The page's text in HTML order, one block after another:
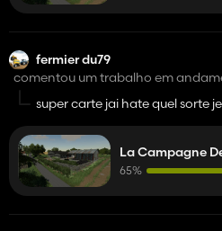
fermier du79
comentou um trabalho em
super carte jai hate quel sorte
genial
La Campagne
65%